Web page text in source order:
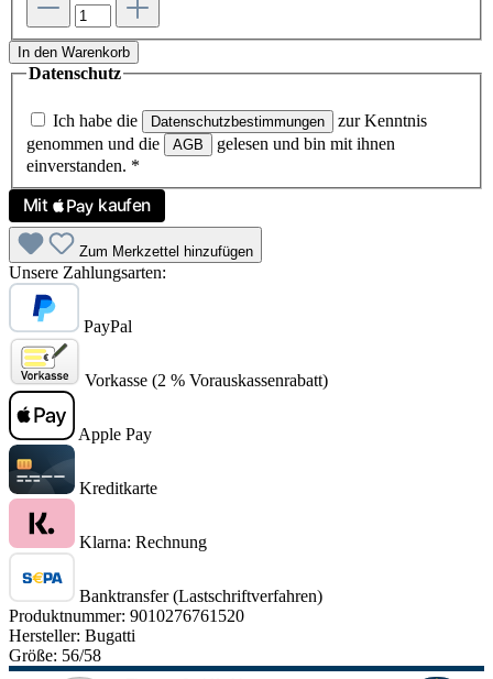
In den Warenkorb
Datenschutz
Ich habe die Datenschutzbestimmungen
zur Kenntnis
genommen und die
AGB
gelesen und bin mit ihnen
einverstanden. *
Zum Merkzettel hinzufügen
Unsere Zahlungsarten:
PayPal
Vorkasse (2 % Vorauskassenrabatt)
Apple Pay
Kreditkarte
Klarna: Rechnung
Banktransfer (Lastschriftverfahren)
Produktnummer: 9010276761520
Hersteller: Bugatti
Größe: 56/58